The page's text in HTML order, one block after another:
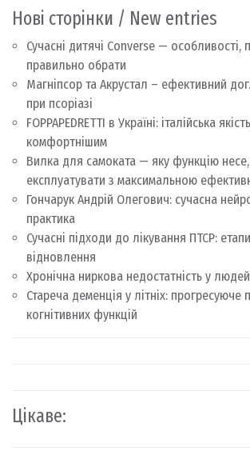
Нові сторінки / New entries
Сучасні дитячі Converse — особливості,
правильно обрати
Магніпсор та Акрустал – ефективний
при псоріазі
FOPPAPEDRETTI в Україні: італійська
комфортнішим
Вилка для самоката — яку функцію
експлуатувати з максимальною
Гончарук Андрій Олегович: сучасна
практика
Сучасні підходи до лікування ПТСР:
відновлення
Хронічна ниркова недостатність у
Стареча деменція у літніх: прогресуюче
когнітивних функцій
Цікаве: